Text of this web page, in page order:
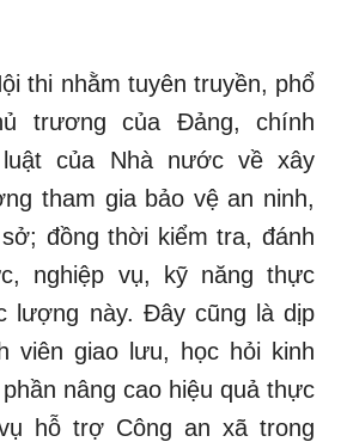
thi nhằm tuyên truyền, phổ
trương của Đảng, chính
của Nhà nước về xây
tham gia bảo vệ an ninh,
đồng thời kiểm tra, đánh
nghiệp vụ, kỹ năng thực
lượng này. Đây cũng là dịp
viên giao lưu, học hỏi kinh
nâng cao hiệu quả thực
hỗ trợ Công an xã trong